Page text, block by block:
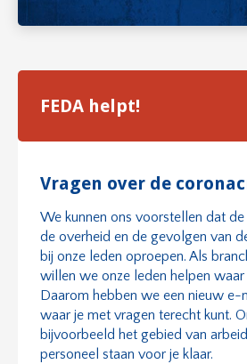
FEDA helpt!
Vragen over de
We kunnen ons voorstellen dat
de overheid en de gevolgen van
bij onze leden oproepen. Als
willen we onze leden helpen waar
Daarom hebben we een nieuw e-
waar je met vragen terecht kunt.
bijvoorbeeld het gebied van
personeel staan voor je klaar.